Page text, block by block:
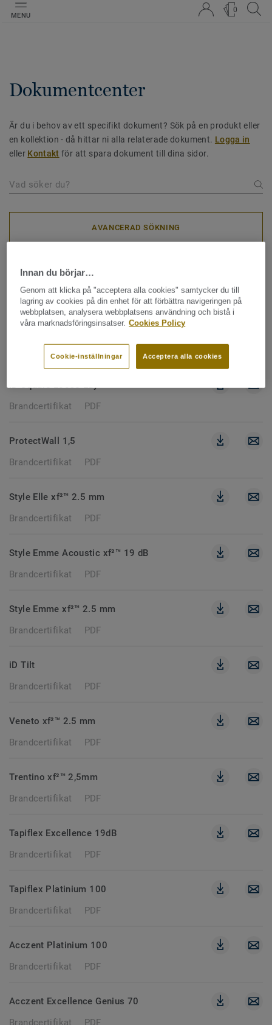
MENU
0
Dokumentcenter
Är du i behov av ett specifikt dokument? Sök på en produkt eller
en kollektion - då hittar ni alla relaterade dokument. Logga in
eller Kontakt för att spara dokument till dina sidor.
AVANCERAD SÖKNING
2057 documents
Etrusco xf²™ 2.5 mm
iD Square Loose-Lay
Brandcertifikat
PDF
ProtectWall 1,5
Brandcertifikat
PDF
Style Elle xf²™ 2.5 mm
Brandcertifikat
PDF
Style Emme Acoustic xf²™ 19 dB
Brandcertifikat
PDF
Style Emme xf²™ 2.5 mm
Brandcertifikat
PDF
iD Tilt
Brandcertifikat
PDF
Veneto xf²™ 2.5 mm
Brandcertifikat
PDF
Trentino xf²™ 2,5mm
Brandcertifikat
PDF
Tapiflex Excellence 19dB
Brandcertifikat
PDF
Tapiflex Platinium 100
Brandcertifikat
PDF
Acczent Platinium 100
Brandcertifikat
PDF
Acczent Excellence Genius 70
Brandcertifikat
PDF
Innan du börjar…
Genom att klicka på "acceptera alla cookies" samtycker du till
lagring av cookies på din enhet för att förbättra navigeringen på
webbplatsen, analysera webbplatsens användning och bistå i
våra marknadsföringsinsatser. Cookies Policy
Acceptera alla cookies
Cookie-inställningar